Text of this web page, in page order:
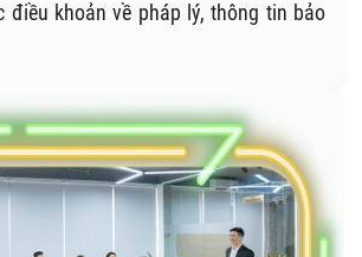
điều khoản về pháp lý, thông tin bảo